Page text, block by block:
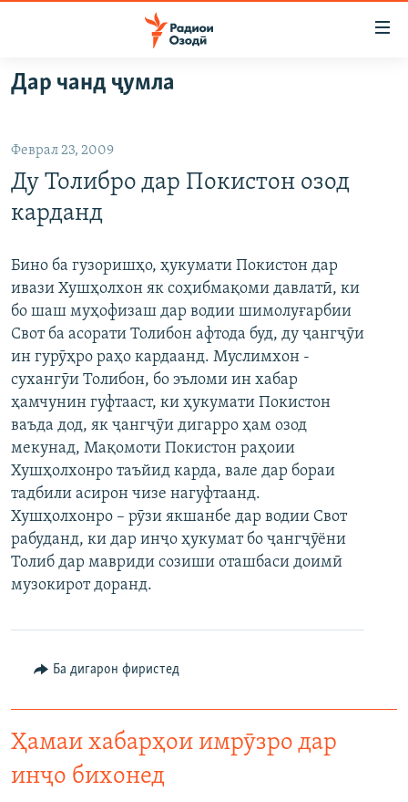
Ҷаҳиш
ба
аслӣ
Ҷаҳиш
ба
феҳристи
Ҷаҳиш
ҷустор
ГӮШАҲО
ҚАЗИЯИ "КРОКУС"
ОСИЁИ МАРКАЗӢ
ФАРҲАНГ
МЕҲМОНИ ОЗОДӢ
ВАРЗИШ
РӮЗГОРИ МУҲОҶИР
САЛОМ, ХОҲАР
ТАҲҚИҚОТ
ҶАНГ ДАР УКРАИНА
НАЗАРИ МАРДУМ
БЛОГИСТОН
ОЗОДӢ ОНЛАЙН
ЧАНДРАСОНАӢ
ВИДЕО
НИГОРИСТОН
ГУЗОРИШҲОИ РАДИОӢ
РӮЙХАТҲО
КИТОБҲОИ ОЗОДӢ
Русский
ПАЙГИРӢ КУНЕД
Дар чанд ҷумла
Феврал 23, 2009
Ду Толибро дар Покистон озод
карданд
Бино ба гузоришҳо, ҳукумати Покистон дар
ивази Хушҳолхон як соҳибмақоми давлатӣ, ки
бо шаш муҳофизаш дар водии шимолуғарбии
Свот ба асорати Толибон афтода буд, ду ҷангҷӯи
ин гурӯҳро раҳо кардаанд. Муслимхон -
сухангӯи Толибон, бо эъломи ин хабар
ҳамчунин гуфтааст, ки ҳукумати Покистон
ваъда дод, як ҷангҷӯи дигарро ҳам озод
мекунад, Мақомоти Покистон раҳоии
Хушҳолхонро таъйид карда, вале дар бораи
тадбили асирон чизе нагуфтаанд.
Хушҳолхонро – рӯзи якшанбе дар водии Свот
рабуданд, ки дар инҷо ҳукумат бо ҷангҷӯёни
Толиб дар мавриди созиши оташбаси доимӣ
музокирот доранд.
Ба дигарон фиристед
Ҳамаи хабарҳои имрӯзро дар
инҷо бихонед